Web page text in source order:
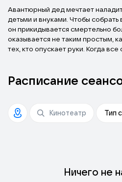
Авантюрный дед мечтает
детьми и внуками. Чтобы
он прикидывается смертельно
оказывается не таким простым,
тех, кто опускает руки. Когда
Расписание
Тип
Ничего не